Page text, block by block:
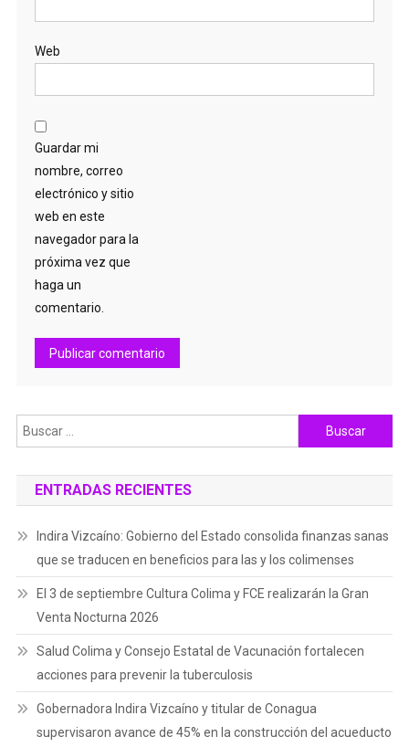
Web
Guardar mi
nombre, correo
electrónico y sitio
web en este
navegador para la
próxima vez que
haga un
comentario.
Buscar:
ENTRADAS RECIENTES
Indira Vizcaíno: Gobierno del Estado consolida finanzas sanas
que se traducen en beneficios para las y los colimenses
El 3 de septiembre Cultura Colima y FCE realizarán la Gran
Venta Nocturna 2026
Salud Colima y Consejo Estatal de Vacunación fortalecen
acciones para prevenir la tuberculosis
Gobernadora Indira Vizcaíno y titular de Conagua
supervisaron avance de 45% en la construcción del acueducto